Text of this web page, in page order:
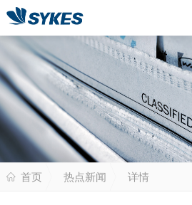
首页 热点新闻 详情